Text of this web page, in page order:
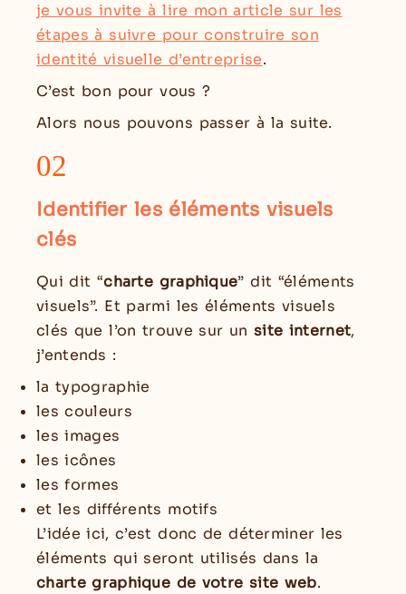
je vous invite à lire mon article sur les
étapes à suivre pour construire son
identité visuelle d’entreprise.
C’est bon pour vous ?
Alors nous pouvons passer à la suite.
02
Identifier les éléments visuels
clés
Qui dit “charte graphique” dit “éléments
visuels”. Et parmi les éléments visuels
clés que l’on trouve sur unsite internet,
j’entends :
la typographie
les couleurs
les images
les icônes
les formes
et les différents motifs
L’idée ici, c’est donc de déterminer les
éléments qui seront utilisés dans la
charte graphique de votre site web.